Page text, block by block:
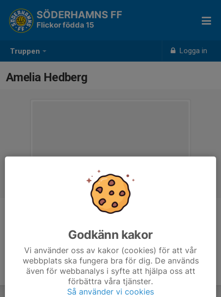
Truppen Logga in
SÖDERHAMNS FF
Flickor födda 15
Amelia Hedberg
Godkänn kakor
Vi använder oss av kakor (cookies) för att vår
webbplats ska fungera bra för dig. De används
även för webbanalys i syfte att hjälpa oss att
förbättra våra tjänster.
Så använder vi cookies